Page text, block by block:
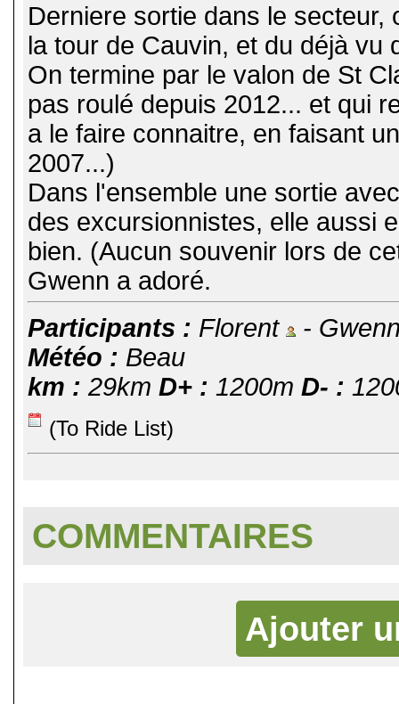
Derniere sortie dans le
la tour de Cauvin, et du déjà vu
On termine par le valon de St
pas roulé depuis 2012... et qui
a le faire connaitre, en faisant
2007...)
Dans l'ensemble une sortie
des excursionnistes, elle aussi
bien. (Aucun souvenir lors de
Gwenn a adoré.
Participants : Florent
-
Météo : Beau
km : 29km D+ : 1200m D- :
(To Ride List)
COMMENTAIRES
Ajouter